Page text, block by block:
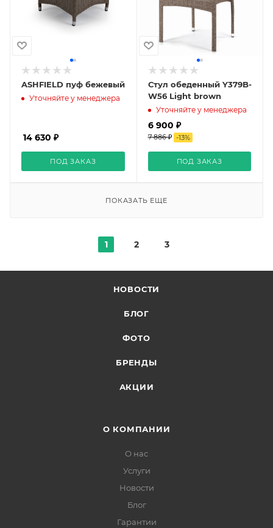
ASHFIELD пуф бежевый
Уточняйте у менеджера
14 630 ₽
ПОД ЗАКАЗ
Стул обеденный Y379B-
W56 Light brown
Уточняйте у менеджера
6 900 ₽
7 886 ₽ -13%
ПОД ЗАКАЗ
ПОКАЗАТЬ ЕЩЕ
1 2 3
НОВОСТИ
БЛОГ
ФОТО
БРЕНДЫ
АКЦИИ
О КОМПАНИИ
О нас
Услуги
Новости
Блог
Гарантии